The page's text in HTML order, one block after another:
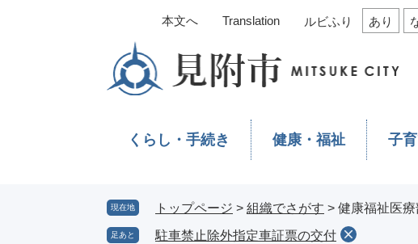
本文へ Translation ルビふり あり
くらし・手続き 健康・福祉 子
現在地 トップページ > 組織でさがす > 健康福祉医療
足あと 駐車禁止除外指定車証票の交付